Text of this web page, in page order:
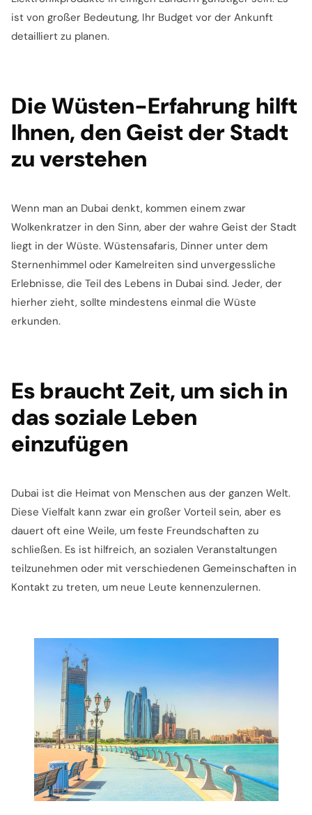
ist von großer Bedeutung, Ihr Budget vor der Ankunft
detailliert zu planen.
Die Wüsten-Erfahrung hilft
Ihnen, den Geist der Stadt
zu verstehen
Wenn man an Dubai denkt, kommen einem zwar
Wolkenkratzer in den Sinn, aber der wahre Geist der Stadt
liegt in der Wüste. Wüstensafaris, Dinner unter dem
Sternenhimmel oder Kamelreiten sind unvergessliche
Erlebnisse, die Teil des Lebens in Dubai sind. Jeder, der
hierher zieht, sollte mindestens einmal die Wüste
erkunden.
Es braucht Zeit, um sich in
das soziale Leben
einzufügen
Dubai ist die Heimat von Menschen aus der ganzen Welt.
Diese Vielfalt kann zwar ein großer Vorteil sein, aber es
dauert oft eine Weile, um feste Freundschaften zu
schließen. Es ist hilfreich, an sozialen Veranstaltungen
teilzunehmen oder mit verschiedenen Gemeinschaften in
Kontakt zu treten, um neue Leute kennenzulernen.